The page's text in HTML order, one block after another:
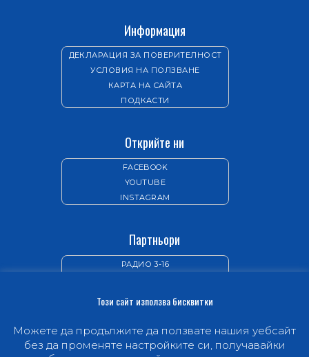
Информация
ДЕКЛАРАЦИЯ ЗА ПОВЕРИТЕЛНОСТ
УСЛОВИЯ НА ПОЛЗВАНЕ
КАРТА НА САЙТА
ПОДКАСТИ
Открийте ни
FACEBOOK
YOUTUBE
INSTAGRAM
Партньори
РАДИО 3-16
Този сайт използва бисквитки
Можете да продължите да ползвате нашия уебсайт
без да променяте настройките си, получавайки